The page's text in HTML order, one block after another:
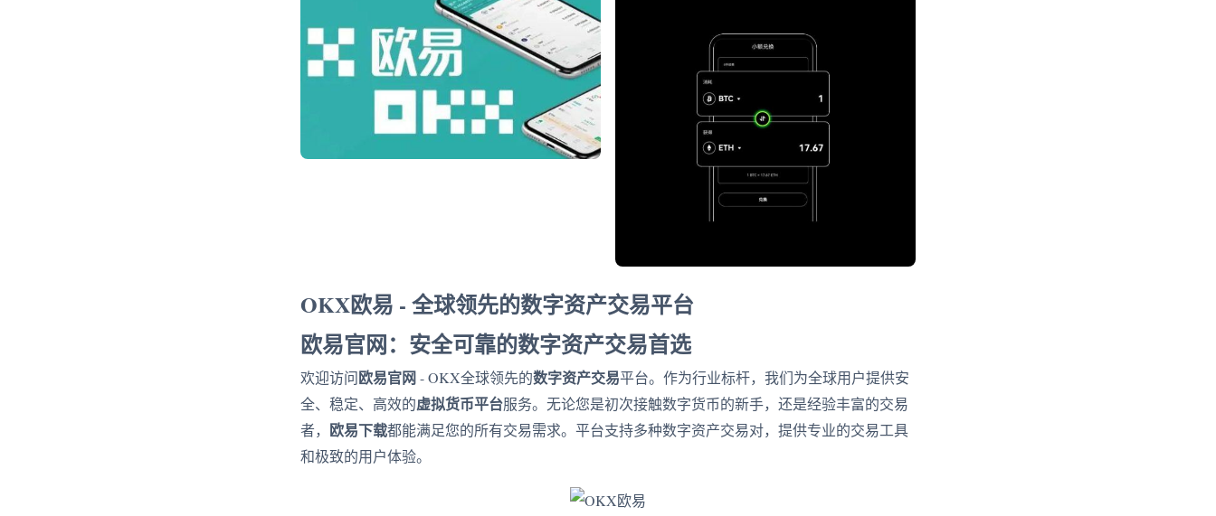
OKX欧易 - 全球领先的数字资产交易平台
欧易官网：安全可靠的数字资产交易首选
欢迎访问欧易官网- OKX全球领先的数字资产交易平台。作为行业标杆，我们为全球用户提供安
全、稳定、高效的虚拟货币平台服务。无论您是初次接触数字货币的新手，还是经验丰富的交易
者， 欧易下载都能满足您的所有交易需求。平台支持多种数字资产交易对，提供专业的交易工具
和极致的用户体验。